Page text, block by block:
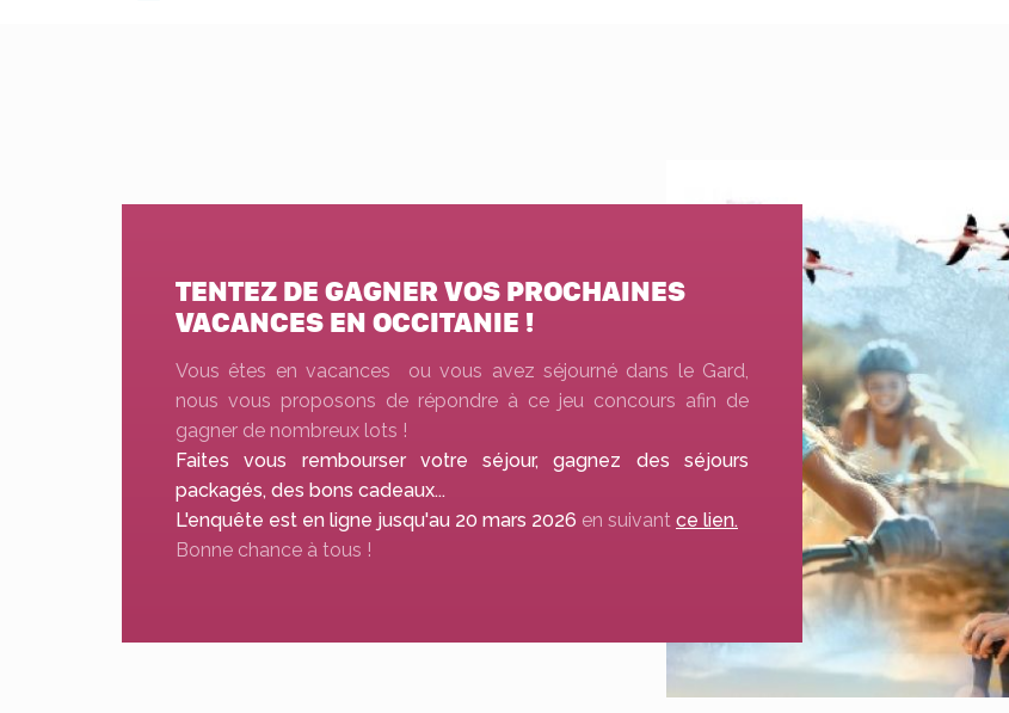
TENTEZ DE GAGNER VOS PROCHAINES
VACANCES EN OCCITANIE !
Vous êtes en vacances ou vous avez séjourné dans le Gard,
nous vous proposons de répondre à ce jeu concours afin de
gagner de nombreux lots !
Faites vous rembourser votre séjour, gagnez des séjours
packagés, des bons cadeaux...
L'enquête est en ligne jusqu'au 20 mars 2026 en suivant ce lien.
Bonne chance à tous !